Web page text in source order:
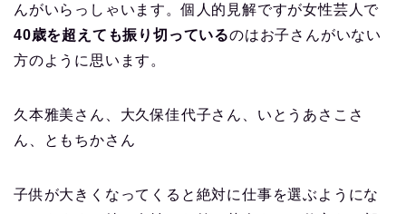
んがいらっしゃいます。個人的見解ですが女性芸人で
40歳を超えても振り切っているのはお子さんがいない
方のように思います。
久本雅美さん、大久保佳代子さん、いとうあさこさ
ん、ともちかさん
子供が大きくなってくると絶対に仕事を選ぶようにな